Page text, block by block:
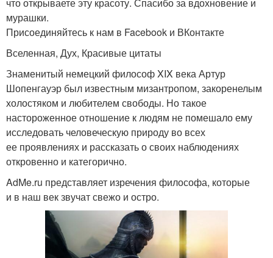
мурашки.
Присоединяйтесь к нам в Facebook и ВКонтакте
Вселенная, Дух, Красивые цитаты
Знаменитый немецкий философ XIX века Артур
Шопенгауэр был известным мизантропом, закоренелым
холостяком и любителем свободы. Но такое
настороженное отношение к людям не помешало ему
исследовать человеческую природу во всех
ее проявлениях и рассказать о своих наблюдениях
откровенно и категорично.
AdMe.ru представляет изречения философа, которые
и в наш век звучат свежо и остро.